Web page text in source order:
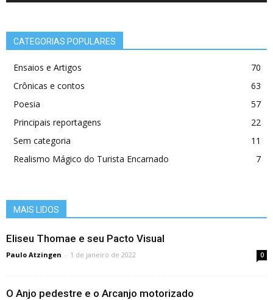
CATEGORIAS POPULARES
Ensaios e Artigos
70
Crônicas e contos
63
Poesia
57
Principais reportagens
22
Sem categoria
11
Realismo Mágico do Turista Encarnado
7
MAIS LIDOS
Eliseu Thomae e seu Pacto Visual
Paulo Atzingen - 1 de janeiro de 2022 0
O Anjo pedestre e o Arcanjo motorizado